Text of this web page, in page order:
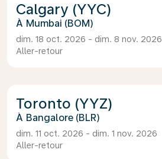
Calgary (YYC)
Mumbai (BOM)
dim. 18 oct. 2026 - dim. 8 nov. 2026
Aller-retour
Toronto (YYZ)
Bangalore (BLR)
dim. 11 oct. 2026 - dim. 1 nov. 2026
Aller-retour